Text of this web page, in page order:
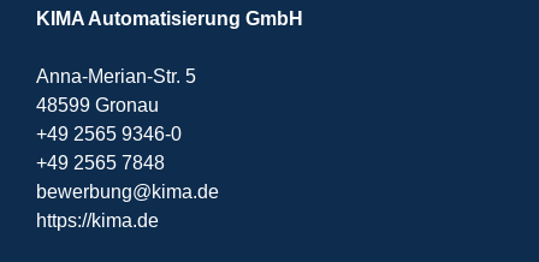
KIMA Automatisierung GmbH
Anna-Merian-Str. 5
48599 Gronau
+49 2565 9346-0
+49 2565 7848
bewerbung@kima.de
https://kima.de